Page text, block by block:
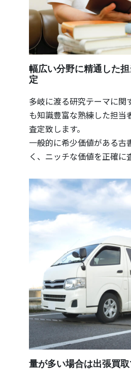
幅広い分野に精通した
定
多岐に渡る研究テーマに関
も知識豊富な熟練した担当
査定致します。
一般的に希少価値がある古
く、ニッチな価値を正確に
量が多い場合は出張買